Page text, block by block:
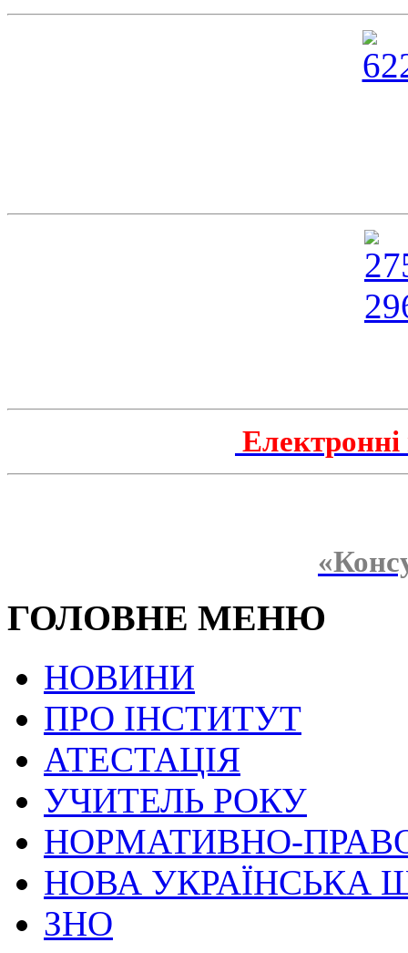
Електронні
ГОЛОВНЕ МЕНЮ
НОВИНИ
ПРО ІНСТИТУТ
АТЕСТАЦІЯ
УЧИТЕЛЬ РОКУ
НОРМАТИВНО-
НОВА УКРАЇНСЬКА
ЗНО